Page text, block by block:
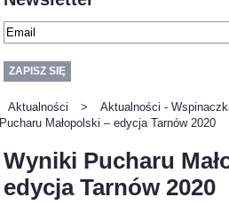
Aktualności > Aktualności -
Pucharu Małopolski – edycja Tarnów 2020
Wyniki Pucharu
edycja Tarnów 2020